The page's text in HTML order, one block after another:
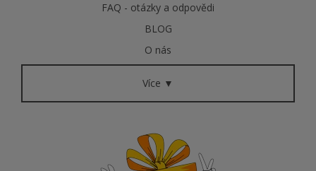
FAQ - otázky a odpovědi
BLOG
O nás
Více ▼